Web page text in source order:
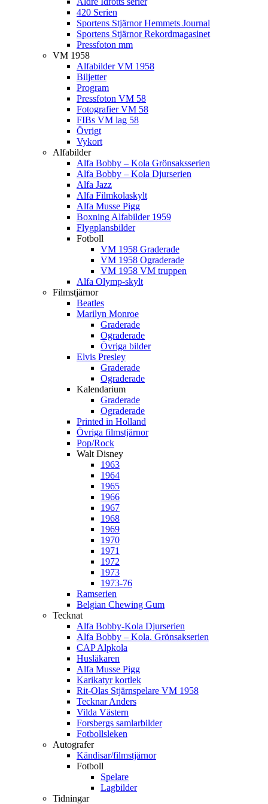
420 Serien
Sportens Stjärnor Hemmets Journal
Sportens Stjärnor Rekordmagasinet
Pressfoton mm
VM 1958
Alfabilder VM 1958
Biljetter
Program
Pressfoton VM 58
Fotografier VM 58
FIBs VM lag 58
Övrigt
Vykort
Alfabilder
Alfa Bobby – Kola Grönsaksserien
Alfa Bobby – Kola Djurserien
Alfa Jazz
Alfa Filmkolaskylt
Alfa Musse Pigg
Boxning Alfabilder 1959
Flygplansbilder
Fotboll
VM 1958 Graderade
VM 1958 Ograderade
VM 1958 VM truppen
Alfa Olymp-skylt
Filmstjärnor
Beatles
Marilyn Monroe
Graderade
Ograderade
Övriga bilder
Elvis Presley
Graderade
Ograderade
Kalendarium
Graderade
Ograderade
Printed in Holland
Övriga filmstjärnor
Pop/Rock
Walt Disney
1963
1964
1965
1966
1967
1968
1969
1970
1971
1972
1973
1973-76
Ramserien
Belgian Chewing Gum
Tecknat
Alfa Bobby-Kola Djurserien
Alfa Bobby – Kola. Grönsakserien
CAP Alpkola
Husläkaren
Alfa Musse Pigg
Karikatyr kortlek
Rit-Olas Stjärnspelare VM 1958
Tecknar Anders
Vilda Västern
Forsbergs samlarbilder
Fotbollsleken
Autografer
Kändisar/filmstjärnor
Fotboll
Spelare
Lagbilder
Tidningar